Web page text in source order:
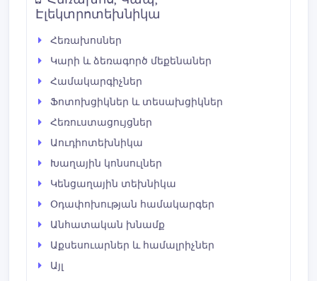
Էլեկտրոտեխնիկա
Հեռախոսներ
Կարի և ձեռագործ մեքենաներ
Համակարգիչներ
Ֆոտոխցիկներ և տեսախցիկներ
Հեռուստացույցներ
Աուդիոտեխնիկա
Խաղային կոնսուլներ
Կենցաղային տեխնիկա
Օդափոխության համակարգեր
Անհատական խնամք
Աքսեսուարներ և համալրիչներ
Այլ